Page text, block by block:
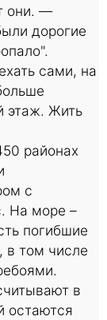
они. —
дорогие
сами, на
этаж. Жить
районах
с
На море –
погибшие
в том числе
в
остаются